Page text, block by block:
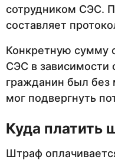
сотрудником СЭС.
составляет
Конкретную сумму
СЭС в зависимости
гражданин был без
мог подвергнуть
Куда платить
Штраф